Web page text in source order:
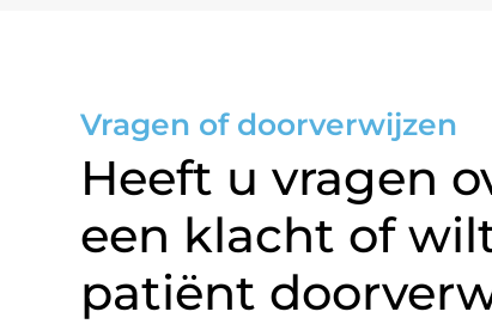
Vragen of doorverwijzen
Heeft u vragen
een klacht of
patiënt